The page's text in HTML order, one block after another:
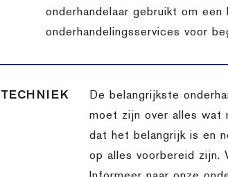
onderhandelaar gebruikt om
onderhandelingsservices voor
De belangrijkste
moet zijn over alles wat
dat het belangrijk is en
op alles voorbereid zijn.